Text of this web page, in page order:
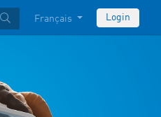
Français Login